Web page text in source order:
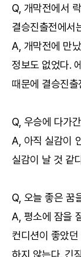
Q, 개막전에서
결승진출전에서
A, 개막전에 만
정보도 없었다.
때문에 결승진
Q, 우승에 다가
A, 아직 실감이
실감이 날 것 같
Q, 오늘 좋은 꿈
A, 평소에 잠을
컨디션이 좋았
하지 않는다. 긴